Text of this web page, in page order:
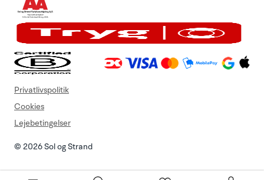
© 2026 Sol og Strand
Privatlivspolitik
Cookies
Lejebetingelser